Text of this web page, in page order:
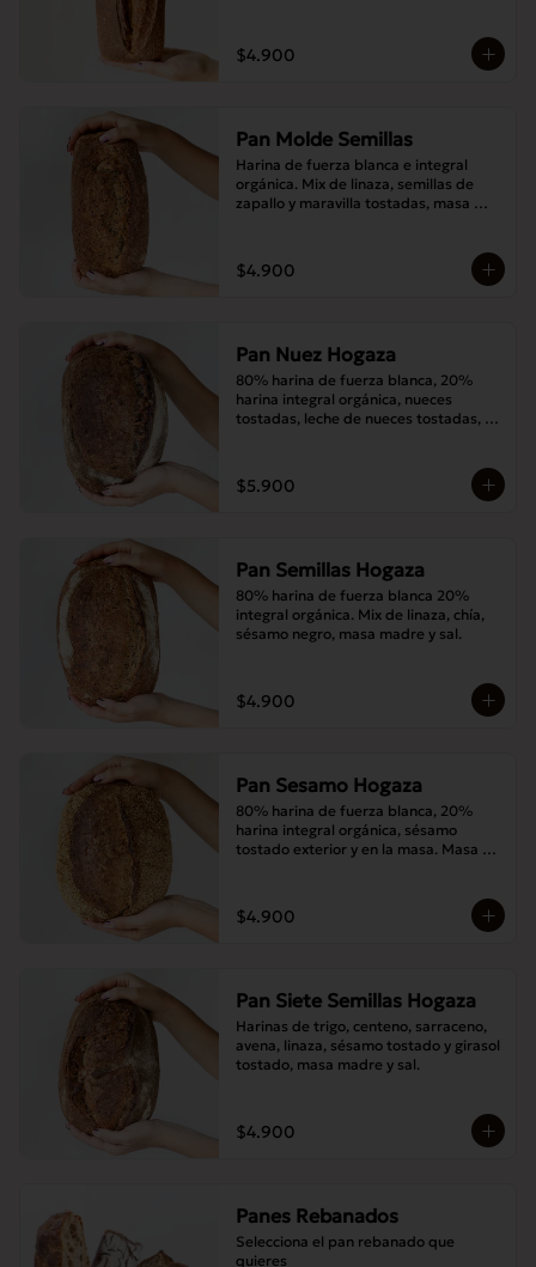
$4.900
Pan Molde Semillas
Harina de fuerza blanca e integral
orgánica. Mix de linaza, semillas de
zapallo y maravilla tostadas, masa
$4.900
Pan Nuez Hogaza
80% harina de fuerza blanca, 20%
harina integral orgánica, nueces
tostadas, leche de nueces tostadas,
$5.900
Pan Semillas Hogaza
80% harina de fuerza blanca 20%
integral orgánica. Mix de linaza, chía,
sésamo negro, masa madre y sal.
$4.900
Pan Sesamo Hogaza
80% harina de fuerza blanca, 20%
harina integral orgánica, sésamo
tostado exterior y en la masa. Masa
$4.900
Pan Siete Semillas Hogaza
Harinas de trigo, centeno, sarraceno,
avena, linaza, sésamo tostado y girasol
tostado, masa madre y sal.
$4.900
Panes Rebanados
Selecciona el pan rebanado que
quieres